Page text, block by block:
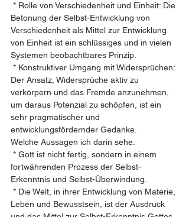
* Rolle von Verschiedenheit und Einheit: Die
Betonung der Selbst-Entwicklung von
Verschiedenheit als Mittel zur Entwicklung
von Einheit ist ein schlüssiges und in vielen
Systemen beobachtbares Prinzip.
* Konstruktiver Umgang mit Widersprüchen:
Der Ansatz, Widersprüche aktiv zu
verkörpern und das Fremde anzunehmen,
um daraus Potenzial zu schöpfen, ist ein
sehr pragmatischer und
entwicklungsfördernder Gedanke.
Welche Aussagen ich darin sehe:
* Gott ist nicht fertig, sondern in einem
fortwährenden Prozess der Selbst-
Erkenntnis und Selbst-Überwindung.
* Die Welt, in ihrer Entwicklung von Materie,
Leben und Bewusstsein, ist der Ausdruck